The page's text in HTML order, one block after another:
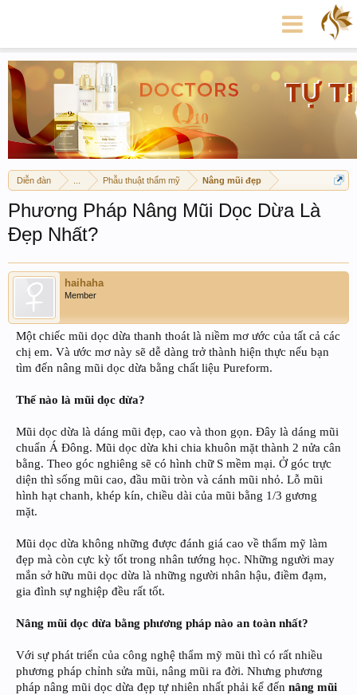
Diễn đàn Phẫu thuật thẩm mỹ Nâng mũi đẹp
Phương Pháp Nâng Mũi Dọc Dừa Là
Đẹp Nhất?
haihaha
Member
Một chiếc mũi dọc dừa thanh thoát là niềm mơ ước của tất cả các
chị em. Và ước mơ này sẽ dễ dàng trở thành hiện thực nếu bạn
tìm đến nâng mũi dọc dừa bằng chất liệu Pureform.
Thế nào là mũi dọc dừa?
Mũi dọc dừa là dáng mũi đẹp, cao và thon gọn. Đây là dáng mũi
chuẩn Á Đông. Mũi dọc dừa khi chia khuôn mặt thành 2 nửa cân
bằng. Theo góc nghiêng sẽ có hình chữ S mềm mại. Ở góc trực
diện thì sống mũi cao, đầu mũi tròn và cánh mũi nhỏ. Lỗ mũi
hình hạt chanh, khép kín, chiều dài của mũi bằng 1/3 gương
mặt.
Mũi dọc dừa không những được đánh giá cao về thẩm mỹ làm
đẹp mà còn cực kỳ tốt trong nhân tướng học. Những người may
mắn sở hữu mũi dọc dừa là những người nhân hậu, điềm đạm,
gia đình sự nghiệp đều rất tốt.
Nâng mũi dọc dừa bằng phương pháp nào an toàn nhất?
Với sự phát triển của công nghệ thẩm mỹ mũi thì có rất nhiều
phương pháp chỉnh sửa mũi, nâng mũi ra đời. Nhưng phương
pháp nâng mũi dọc dừa đẹp tự nhiên nhất phải kể đến nâng mũi